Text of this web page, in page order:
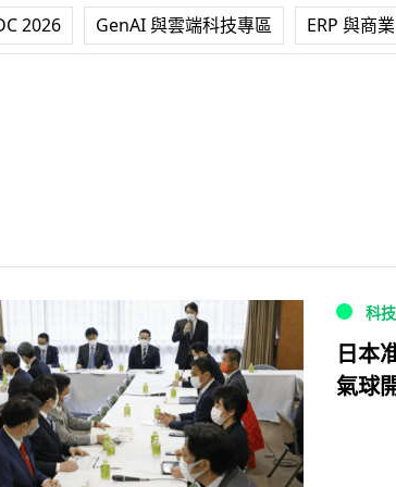
2026 GenAI 與雲端科技專區 ERP 與商
科
日本
氣球